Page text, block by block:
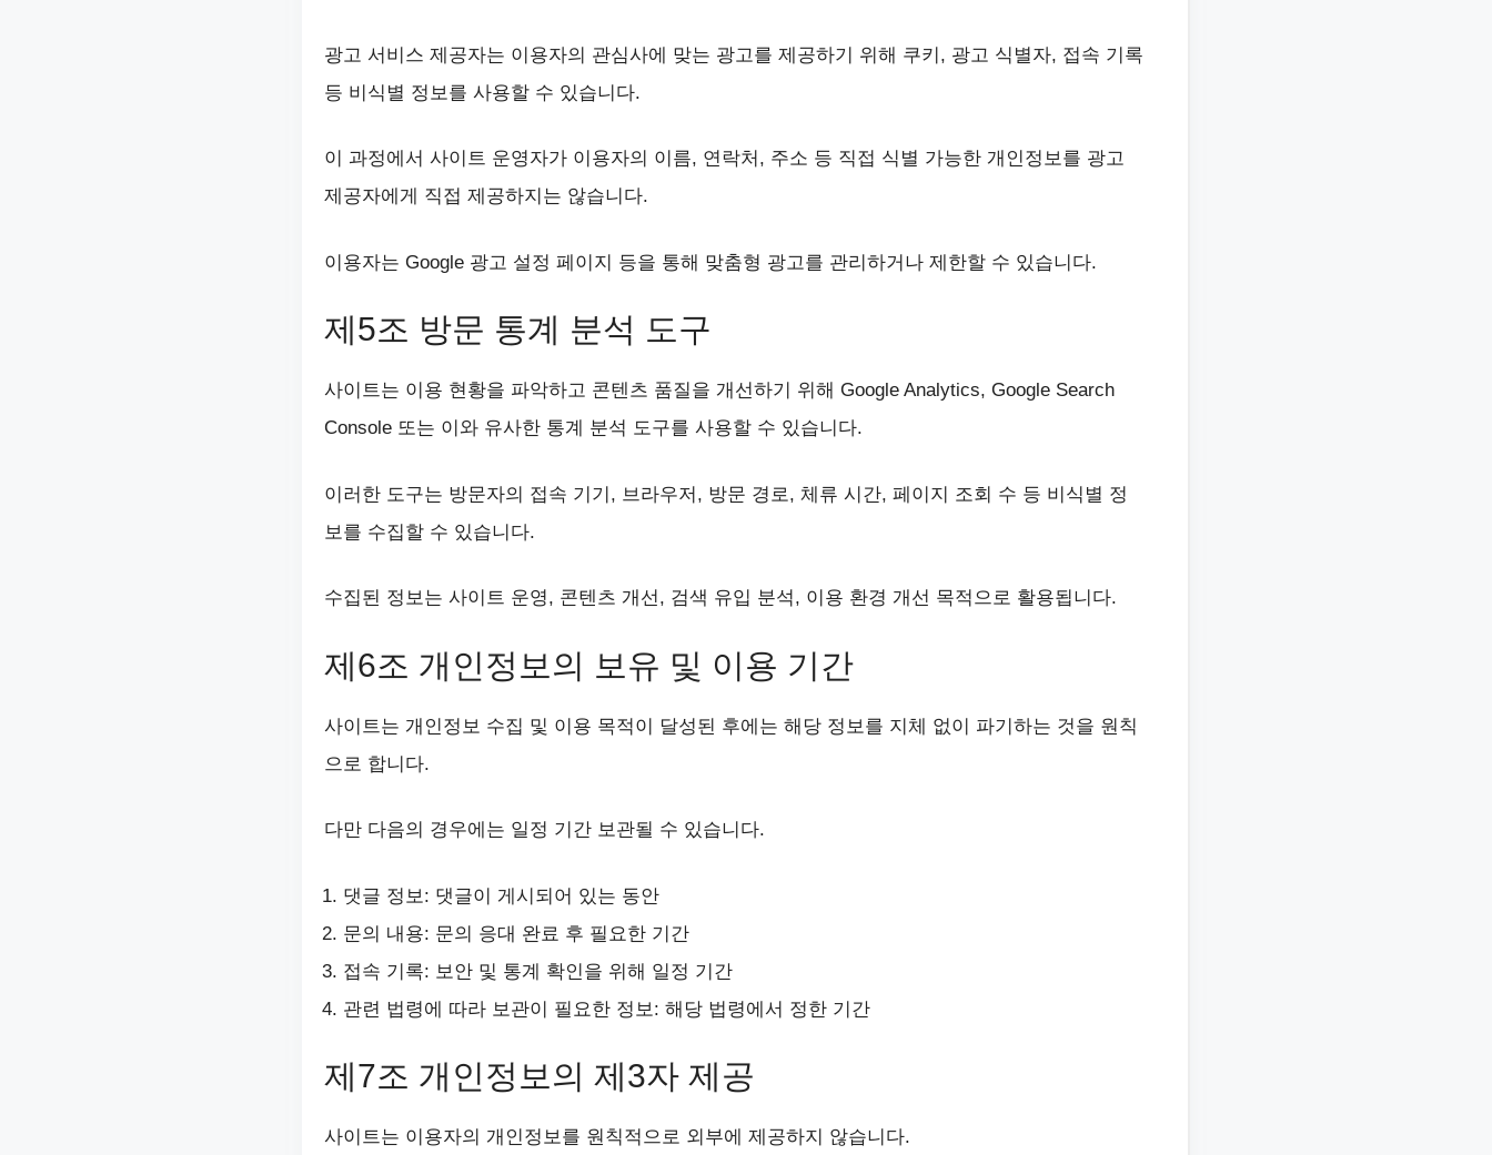
광고 서비스 제공자는 이용자의 관심사에 맞는 광고를 제공하기 위해 쿠키, 광고 식별자, 접속 기록
등 비식별 정보를 사용할 수 있습니다.
이 과정에서 사이트 운영자가 이용자의 이름, 연락처, 주소 등 직접 식별 가능한 개인정보를 광고
제공자에게 직접 제공하지는 않습니다.
이용자는 Google 광고 설정 페이지 등을 통해 맞춤형 광고를 관리하거나 제한할 수 있습니다.
제5조 방문 통계 분석 도구
사이트는 이용 현황을 파악하고 콘텐츠 품질을 개선하기 위해 Google Analytics, Google Search
Console 또는 이와 유사한 통계 분석 도구를 사용할 수 있습니다.
이러한 도구는 방문자의 접속 기기, 브라우저, 방문 경로, 체류 시간, 페이지 조회 수 등 비식별 정
보를 수집할 수 있습니다.
수집된 정보는 사이트 운영, 콘텐츠 개선, 검색 유입 분석, 이용 환경 개선 목적으로 활용됩니다.
제6조 개인정보의 보유 및 이용 기간
사이트는 개인정보 수집 및 이용 목적이 달성된 후에는 해당 정보를 지체 없이 파기하는 것을 원칙
으로 합니다.
다만 다음의 경우에는 일정 기간 보관될 수 있습니다.
댓글 정보: 댓글이 게시되어 있는 동안
문의 내용: 문의 응대 완료 후 필요한 기간
접속 기록: 보안 및 통계 확인을 위해 일정 기간
관련 법령에 따라 보관이 필요한 정보: 해당 법령에서 정한 기간
제7조 개인정보의 제3자 제공
사이트는 이용자의 개인정보를 원칙적으로 외부에 제공하지 않습니다.